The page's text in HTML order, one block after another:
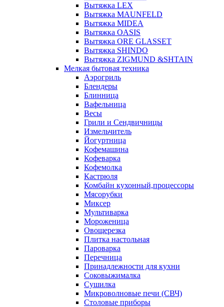
Вытяжка LEX
Вытяжка MAUNFELD
Вытяжка MIDEA
Вытяжка OASIS
Вытяжка ORE GLASSET
Вытяжка SHINDO
Вытяжка ZIGMUND &SHTAIN
Мелкая бытовая техника
Аэрогриль
Блендеры
Блинница
Вафельница
Весы
Грили и Сендвичницы
Измельчитель
Йогуртница
Кофемашина
Кофеварка
Кофемолка
Кастрюля
Комбайн кухонный,процессоры
Мясорубки
Миксер
Мультиварка
Мороженица
Овощерезка
Плитка настольная
Пароварка
Перечница
Принадлежности для кухни
Соковыжималка
Сушилка
Микроволновые печи (СВЧ)
Столовые приборы